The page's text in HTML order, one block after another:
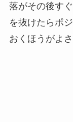
落がその後す
を抜けたらポ
おくほうがよさ